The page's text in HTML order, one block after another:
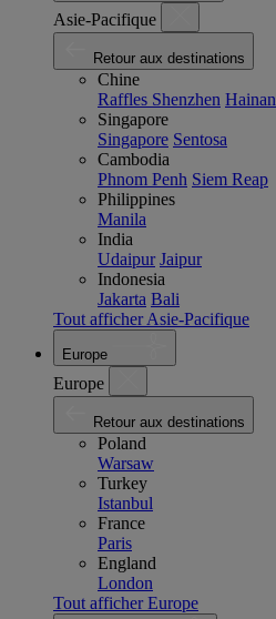
Asie-Pacifique
Retour aux destinations
Chine
Raffles Shenzhen Hainan
Singapore
Singapore Sentosa
Cambodia
Phnom Penh Siem Reap
Philippines
Manila
India
Udaipur Jaipur
Indonesia
Jakarta Bali
Tout afficher Asie-Pacifique
Europe
Europe
Retour aux destinations
Poland
Warsaw
Turkey
Istanbul
France
Paris
England
London
Tout afficher Europe